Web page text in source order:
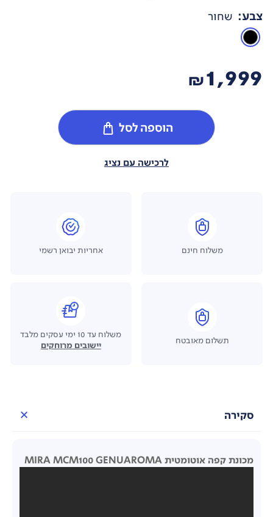
צבע: שחור
1,999
₪
הוספה לסל
לרכישה עם נציג
משלוח חינם אחריות יבואן רשמי
תשלום מאובטח
משלוח עד 10 ימי עסקים מלבד
יישובים מרוחקים
סקירה
מכונת קפה אוטומטית MIRA MCM100 GENUAROMA